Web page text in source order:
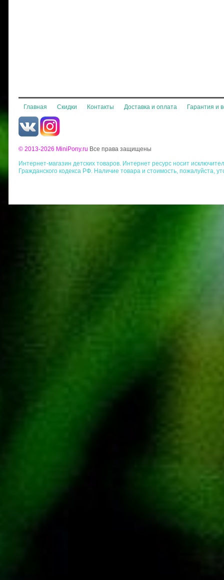
Главная Скидки Контакты Доставка и оплата Гарантия и
© 2013-2026 MiniPony.ru Все права защищены
Интернет-магазин детских товаров. Интернет ресурс носит
Гражданского кодекса РФ. Наличие товара и стоимость, пожалуйста,